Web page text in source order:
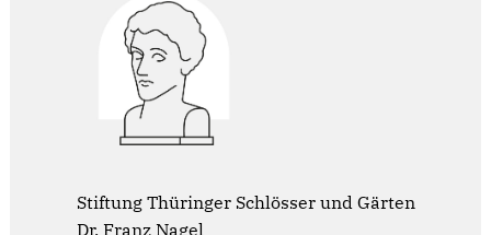
Stiftung Thüringer Schlösser und Gärten
Dr. Franz Nagel